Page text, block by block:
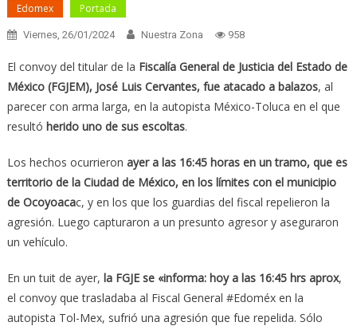
Edomex Portada
Viernes, 26/01/2024 Nuestra Zona 958
El convoy del titular de la Fiscalía General de Justicia del Estado de
México (FGJEM), José Luis Cervantes, fue atacado a balazos, al
parecer con arma larga, en la autopista México-Toluca en el que
resultó herido uno de sus escoltas.
Los hechos ocurrieron ayer a las 16:45 horas en un tramo, que es
territorio de la Ciudad de México, en los límites con el municipio
de Ocoyoacac, y en los que los guardias del fiscal repelieron la
agresión. Luego capturaron a un presunto agresor y aseguraron
un vehículo.
En un tuit de ayer, la FGJE se «informa: hoy a las 16:45 hrs aprox,
el convoy que trasladaba al Fiscal General #Edoméx en la
autopista Tol-Mex, sufrió una agresión que fue repelida. Sólo